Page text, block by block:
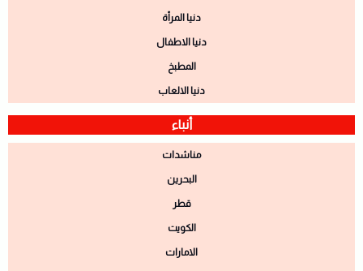
دنيا المرأة
دنيا الاطفال
المطبخ
دنيا الالعاب
أنباء
مناشدات
البحرين
قطر
الكويت
الامارات